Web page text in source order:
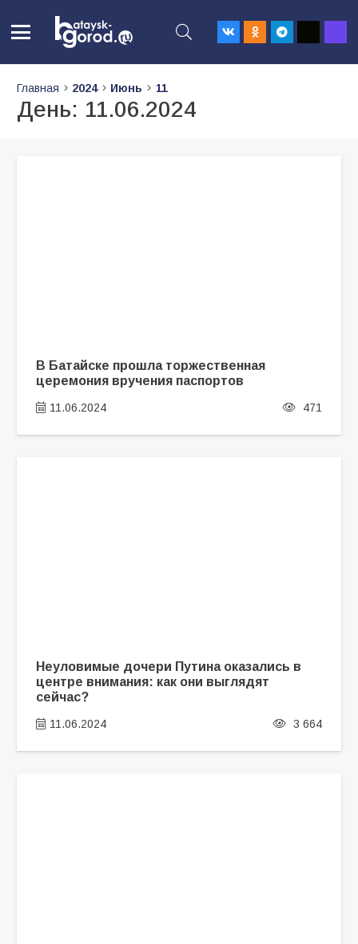
Главная 2024 Июнь 11
День: 11.06.2024
В Батайске прошла торжественная
церемония вручения паспортов
11.06.2024 471
Неуловимые дочери Путина оказались в
центре внимания: как они выглядят
сейчас?
11.06.2024 3 664